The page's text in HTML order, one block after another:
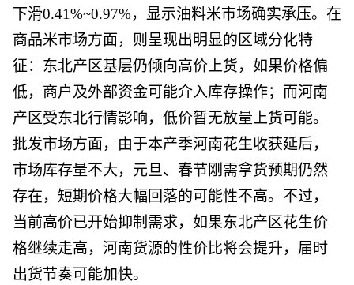
下滑0.41%~0.97%，显示油料米市场确实承压。在
商品米市场方面，则呈现出明显的区域分化特
征：东北产区基层仍倾向高价上货，如果价格偏
低，商户及外部资金可能介入库存操作；而河南
产区受东北行情影响，低价暂无放量上货可能。
批发市场方面，由于本产季河南花生收获延后，
市场库存量不大，元旦、春节刚需拿货预期仍然
存在，短期价格大幅回落的可能性不高。不过，
当前高价已开始抑制需求，如果东北产区花生价
格继续走高，河南货源的性价比将会提升，届时
出货节奏可能加快。